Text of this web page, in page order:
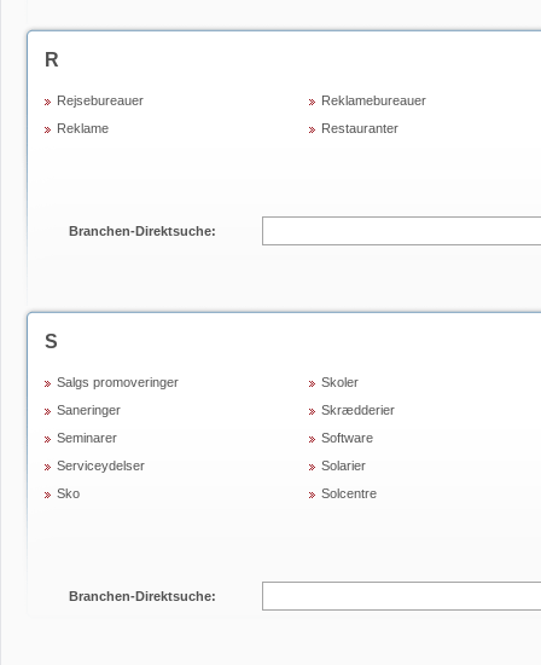
R
Rejsebureauer
Reklame
Reklamebureauer
Restauranter
Branchen-Direktsuche:
S
Salgs promoveringer
Saneringer
Seminarer
Serviceydelser
Sko
Skoler
Skrædderier
Software
Solarier
Solcentre
Branchen-Direktsuche: